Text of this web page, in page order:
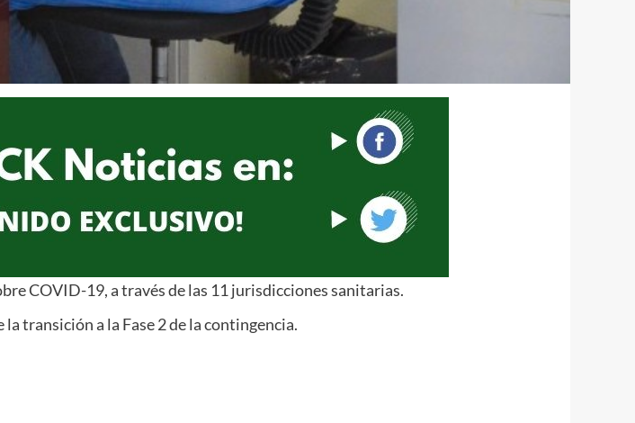
COVID-19, a través de las 11 jurisdicciones sanitarias.
transición a la Fase 2 de la contingencia.